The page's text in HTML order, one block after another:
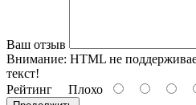
Ваш отзыв
Внимание: HTML не
текст!
Рейтинг Плохо